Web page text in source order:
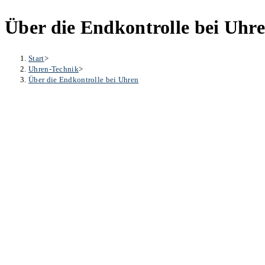
Über die Endkontrolle bei
Start>
Uhren-Technik>
Über die Endkontrolle bei Uhren